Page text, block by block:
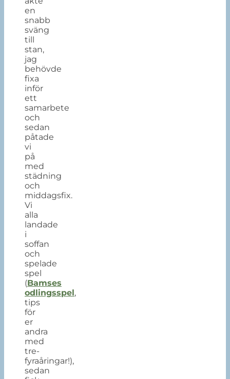
en
snabb
sväng
till
stan,
jag
behövde
fixa
inför
ett
samarbete
och
sedan
påtade
vi
på
med
städning
och
middagsfix.
Vi
alla
landade
i
soffan
och
spelade
spel
(Bamses
odlingsspel,
tips
för
er
andra
med
tre-
fyraåringar!),
sedan